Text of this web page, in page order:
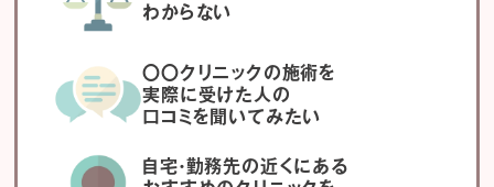
わからない
〇〇クリニックの施術を
実際に受けた人の
口コミを聞いてみたい
自宅・勤務先の近くにある